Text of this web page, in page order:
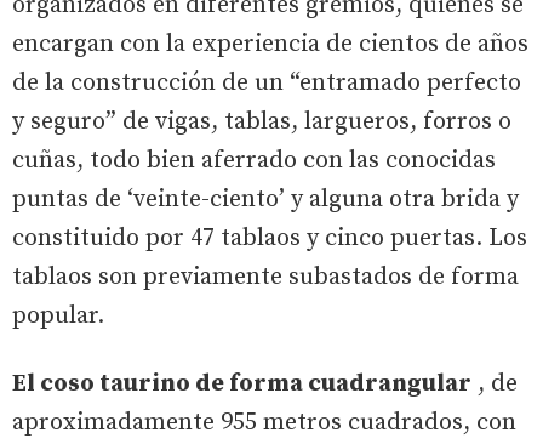
encargan con la experiencia de cientos de años
de la construcción de un “entramado perfecto
y seguro” de vigas, tablas, largueros, forros o
cuñas, todo bien aferrado con las conocidas
puntas de ‘veinte-ciento’ y alguna otra brida y
constituido por 47 tablaos y cinco puertas. Los
tablaos son previamente subastados de forma
popular.
El coso taurino de forma cuadrangular , de
aproximadamente 955 metros cuadrados, con